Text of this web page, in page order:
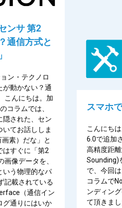
ンサ 第2
通信方式と
ン・テクノロ
が動かない？通
こんにちは。加
コラムでは、
隠された、セン
てお話ししま
素）だな」と
はすぐに「第2
像データを、
いう物理的なパ
記載されている
（通信イン
グ通りにはいか
スマホ
こんにち
6.0で追加
高精度距
Sounding)
で、今回
コラムで
ンディン
て頂きま